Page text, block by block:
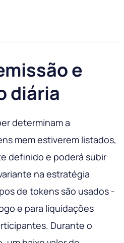
e
diária
determinam a
mem estiverem listados,
definido e poderá subir
na estratégia
de tokens são usados ​​-
e para liquidações
Durante o